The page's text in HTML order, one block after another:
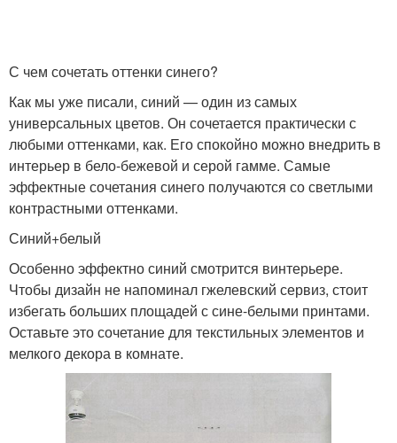
С чем сочетать оттенки синего?
Как мы уже писали, синий — один из самых
универсальных цветов. Он сочетается практически с
любыми оттенками, как. Его спокойно можно внедрить в
интерьер в бело-бежевой и серой гамме. Самые
эффектные сочетания синего получаются со светлыми
контрастными оттенками.
Синий+белый
Особенно эффектно синий смотрится винтерьере.
Чтобы дизайн не напоминал гжелевский сервиз, стоит
избегать больших площадей с сине-белыми принтами.
Оставьте это сочетание для текстильных элементов и
мелкого декора в комнате.